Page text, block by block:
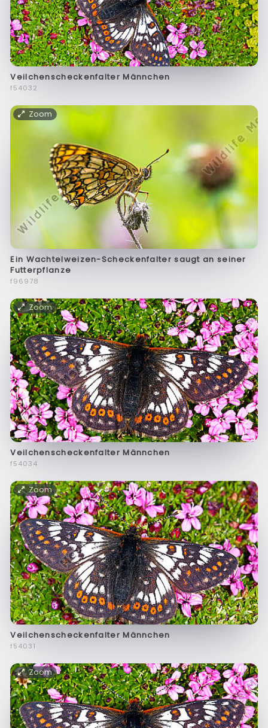
Veilchenscheckenfalter Männchen
f54032
Zoom
Ein Wachtelweizen-Scheckenfalter saugt an seiner
Futterpflanze
f96978
Zoom
Veilchenscheckenfalter Männchen
f54034
Zoom
Veilchenscheckenfalter Männchen
f54031
Zoom